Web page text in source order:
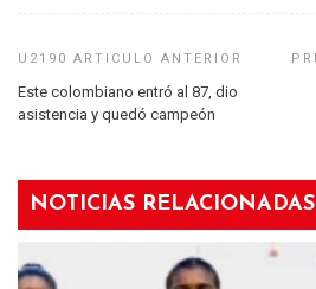
Este colombiano entró al 87, dio
asistencia y quedó campeón
NOTICIAS RELACIONADAS